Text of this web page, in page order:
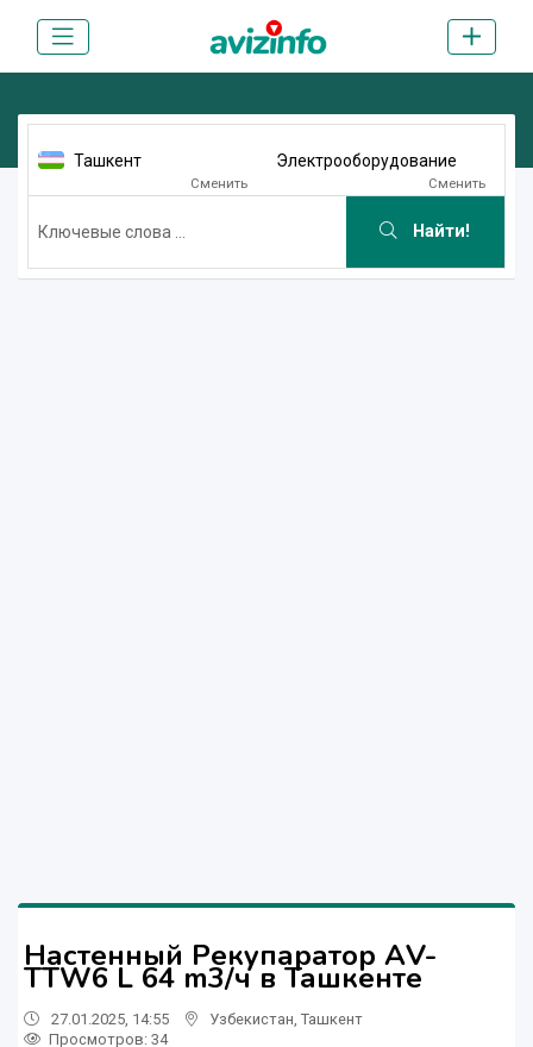
Ташкент
Сменить
Электрооборудование
Сменить
Найти!
Настенный Рекупаратор АV-
TTW6 L 64 m3/ч в Ташкенте
27.01.2025, 14:55 Узбекистан Ташкент
Просмотров: 34